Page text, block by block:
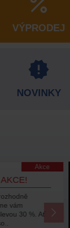
VÝPRODEJ
NOVINKY
Akce
vám
30 %. Ať